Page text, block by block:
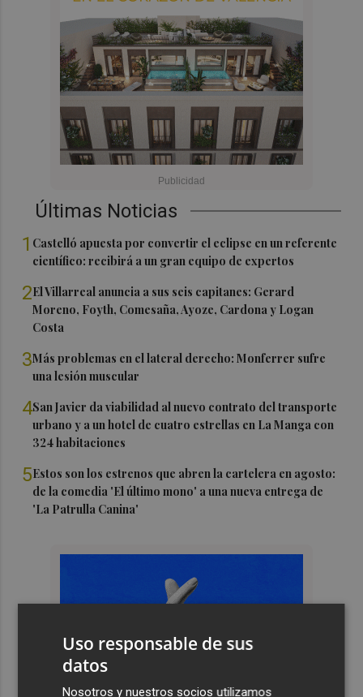
Últimas Noticias
1 Castelló apuesta por convertir el eclipse en un referente
científico: recibirá a un gran equipo de expertos
2El Villarreal anuncia a sus seis capitanes: Gerard
Moreno, Foyth, Comesaña, Ayoze, Cardona y Logan
Costa
3Más problemas en el lateral derecho: Monferrer sufre
una lesión muscular
4San Javier da viabilidad al nuevo contrato del transporte
urbano y a un hotel de cuatro estrellas en La Manga con
324 habitaciones
5Estos son los estrenos que abren la cartelera en agosto:
de la comedia 'El último mono' a una nueva entrega de
'La Patrulla Canina'
Uso responsable de sus
datos
Nosotros y nuestros socios utilizamos